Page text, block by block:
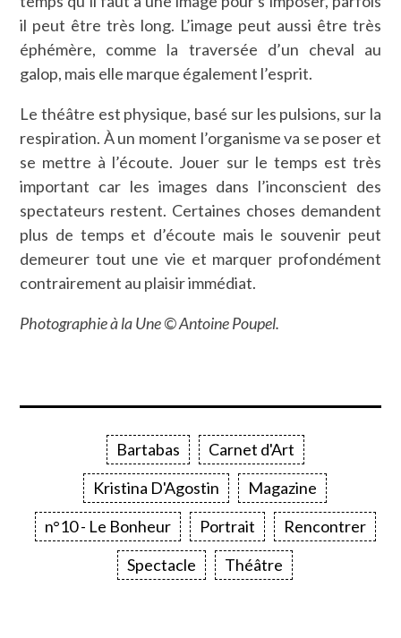
il peut être très long. L’image peut aussi être très
éphémère, comme la traversée d’un cheval au
galop, mais elle marque également l’esprit.
Le théâtre est physique, basé sur les pulsions, sur la
respiration. À un moment l’organisme va se poser et
se mettre à l’écoute. Jouer sur le temps est très
important car les images dans l’inconscient des
spectateurs restent. Certaines choses demandent
plus de temps et d’écoute mais le souvenir peut
demeurer tout une vie et marquer profondément
contrairement au plaisir immédiat.
Photographie à la Une © Antoine Poupel.
Bartabas
Carnet d'Art
Kristina D'Agostin
Magazine
n°10 - Le Bonheur
Portrait
Rencontrer
Spectacle
Théâtre